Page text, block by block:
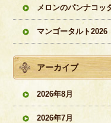
マンゴータルト2026
アーカイブ
2026年8月
2026年7月